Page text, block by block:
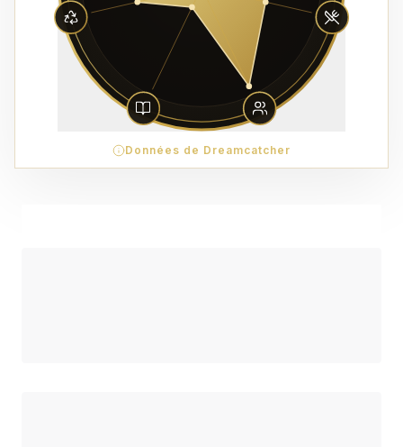
Données de Dreamcatcher